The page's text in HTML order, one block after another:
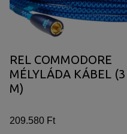
REL COMMODORE
MÉLYLÁDA KÁBEL (3
M)
209.580 Ft